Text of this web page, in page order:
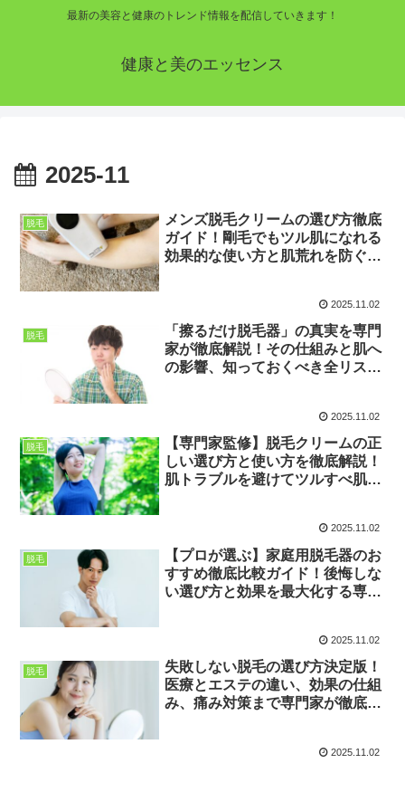
最新の美容と健康のトレンド情報を配信していきます！
健康と美のエッセンス
2025-11
脱毛
メンズ脱毛クリームの選び方徹底
ガイド！剛毛でもツル肌になれる
効果的な使い方と肌荒れを防ぐ専
2025.11.02
脱毛
「擦るだけ脱毛器」の真実を専門
家が徹底解説！その仕組みと肌へ
の影響、知っておくべき全リスク
2025.11.02
脱毛
【専門家監修】脱毛クリームの正
しい選び方と使い方を徹底解説！
肌トラブルを避けてツルすべ肌を
2025.11.02
脱毛
【プロが選ぶ】家庭用脱毛器のお
すすめ徹底比較ガイド！後悔しな
い選び方と効果を最大化する専門
2025.11.02
脱毛
失敗しない脱毛の選び方決定版！
医療とエステの違い、効果の仕組
み、痛み対策まで専門家が徹底解
2025.11.02